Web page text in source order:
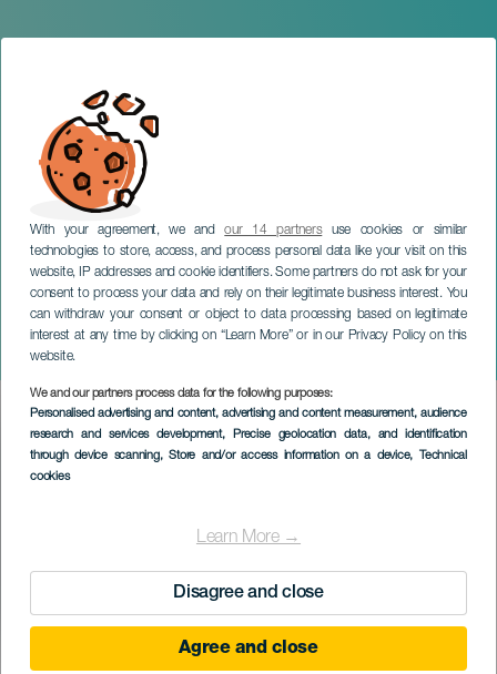
With your agreement, we andour 14 partnersuse cookies or similar
technologies to store, access, and process personal data like your visit on this
website, IP addresses and cookie identifiers. Some partners do not ask for your
consent to process your data and rely on their legitimate business interest. You
can withdraw your consent or object to data processing based on legitimate
interest at any time by clicking on “Learn More” or in our Privacy Policy on this
website.
We and our partners process data for the following purposes:
Personalised advertising and content, advertising and content measurement, audience
research and services development, Precise geolocation data, and identification
through device scanning, Store and/or access information on a device, Technical
cookies
Learn More →
Disagree and close
Agree and close
GraciOWSa
LA GRACIOSA
Imagen
Listado